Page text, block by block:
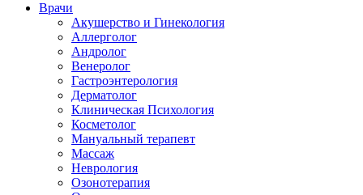
Врачи
Акушерство и Гинекология
Аллерголог
Андролог
Венеролог
Гастроэнтерология
Дерматолог
Клиническая Психология
Косметолог
Мануальный терапевт
Массаж
Неврология
Озонотерапия